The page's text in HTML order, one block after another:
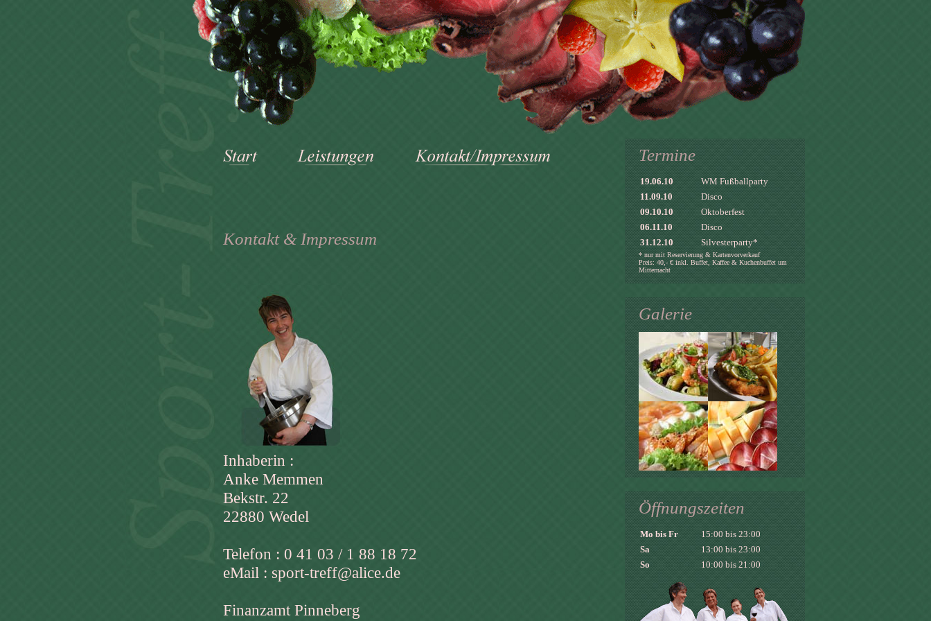
Kontakt & Impressum
Inhaberin :
Anke Memmen
Bekstr. 22
22880 Wedel
Telefon : 0 41 03 / 1 88 18 72
eMail : sport-treff@alice.de
Finanzamt Pinneberg
Termine
19.06.10
WM Fußballparty
11.09.10
Disco
09.10.10
Oktoberfest
06.11.10
Disco
31.12.10
Silvesterparty*
* nur mit Reservierung & Kartenvorverkauf
Preis: 40,- € inkl. Buffet, Kaffee & Kuchenbuffet um
Mitternacht
Galerie
Öffnungszeiten
Mo bis Fr
15:00 bis 23:00
Sa
13:00 bis 23:00
So
10:00 bis 21:00